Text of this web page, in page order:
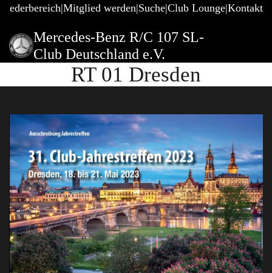
Mitglied werden Suche Club Lounge Kontakt
Mercedes-Benz R/C 107 SL-
Club Deutschland e.V.
RT 01 Dresden